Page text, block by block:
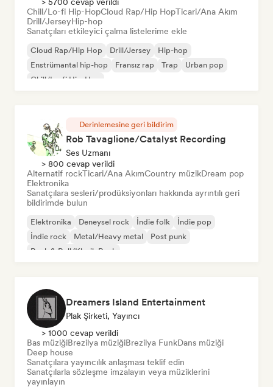
Chill/Lo-fi Hip-HopCloud Rap/Hip HopTicari/Ana Akım
Drill/JerseyHip-hop
Sanatçıları etkileyici çalma listelerime ekle
Cloud Rap/Hip Hop Drill/Jersey
Hip-hop
Enstrümantal hip-hop
Fransız rap Trap
Urban pop
Chill/Lo-fi Hip-Hop
Derinlemesine geri bildirim
Rob Tavaglione/Catalyst Recording
Ses Uzmanı
> 800 cevap verildi
Alternatif rockTicari/Ana AkımCountry müzikDream pop
Elektronika
Sanatçılara sesleri/prodüksiyonları hakkında ayrıntılı geri
bildirimde bulun
Elektronika Deneysel rock İndie folk
İndie pop
İndie rock
Metal/Heavy metal
Post punk
Rock & Roll/Klasik Rock
Dreamers Island Entertainment
Plak Şirketi, Yayıncı
> 1000 cevap verildi
Bas müziğiBrezilya müziğiBrezilya FunkDans müziği
Deep house
Sanatçılara yayıncılık anlaşması teklif edin
Sanatçılarla sözleşme imzalayın veya müziklerini
yayınlayın